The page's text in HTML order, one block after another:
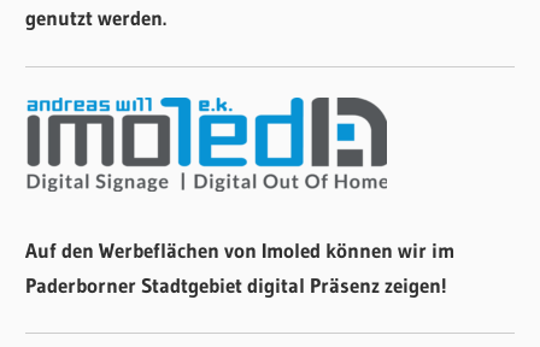
genutzt werden.
Auf den Werbeflächen von Imoled können wir im
Paderborner Stadtgebiet digital Präsenz zeigen!